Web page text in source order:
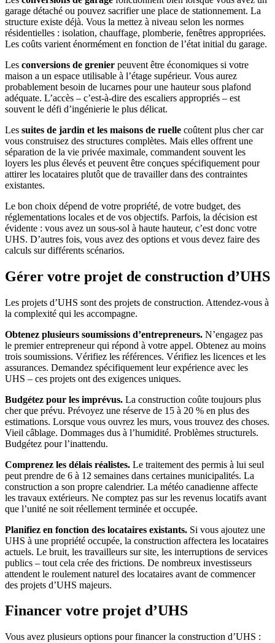
garage détaché ou pouvez sacrifier une place de stationnement. La
structure existe déjà. Vous la mettez à niveau selon les normes
résidentielles : isolation, chauffage, plomberie, fenêtres appropriées.
Les coûts varient énormément en fonction de l’état initial du garage.
Les conversions de grenier peuvent être économiques si votre
maison a un espace utilisable à l’étage supérieur. Vous aurez
probablement besoin de lucarnes pour une hauteur sous plafond
adéquate. L’accès – c’est-à-dire des escaliers appropriés – est
souvent le défi d’ingénierie le plus délicat.
Les suites de jardin et les maisons de ruelle coûtent plus cher car
vous construisez des structures complètes. Mais elles offrent une
séparation de la vie privée maximale, commandent souvent les
loyers les plus élevés et peuvent être conçues spécifiquement pour
attirer les locataires plutôt que de travailler dans des contraintes
existantes.
Le bon choix dépend de votre propriété, de votre budget, des
réglementations locales et de vos objectifs. Parfois, la décision est
évidente : vous avez un sous-sol à haute hauteur, c’est donc votre
UHS. D’autres fois, vous avez des options et vous devez faire des
calculs sur différents scénarios.
Gérer votre projet de construction d’UHS
Les projets d’UHS sont des projets de construction. Attendez-vous à
la complexité qui les accompagne.
Obtenez plusieurs soumissions d’entrepreneurs. N’engagez pas
le premier entrepreneur qui répond à votre appel. Obtenez au moins
trois soumissions. Vérifiez les références. Vérifiez les licences et les
assurances. Demandez spécifiquement leur expérience avec les
UHS – ces projets ont des exigences uniques.
Budgétez pour les imprévus. La construction coûte toujours plus
cher que prévu. Prévoyez une réserve de 15 à 20 % en plus des
estimations. Lorsque vous ouvrez les murs, vous trouvez des choses.
Vieil câblage. Dommages dus à l’humidité. Problèmes structurels.
Budgétez pour l’inattendu.
Comprenez les délais réalistes. Le traitement des permis à lui seul
peut prendre de 6 à 12 semaines dans certaines municipalités. La
construction a son propre calendrier. La météo canadienne affecte
les travaux extérieurs. Ne comptez pas sur les revenus locatifs avant
que l’unité ne soit réellement terminée et occupée.
Planifiez en fonction des locataires existants. Si vous ajoutez une
UHS à une propriété occupée, la construction affectera les locataires
actuels. Le bruit, les travailleurs sur site, les interruptions de services
publics – tout cela crée des frictions. De nombreux investisseurs
attendent le roulement naturel des locataires avant de commencer
des projets d’UHS majeurs.
Financer votre projet d’UHS
Vous avez plusieurs options pour financer la construction d’UHS :